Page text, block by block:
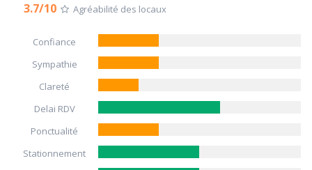
3.7/10 Agréabilité des locaux
Confiance
Sympathie
Clareté
Delai RDV
Ponctualité
Stationnement